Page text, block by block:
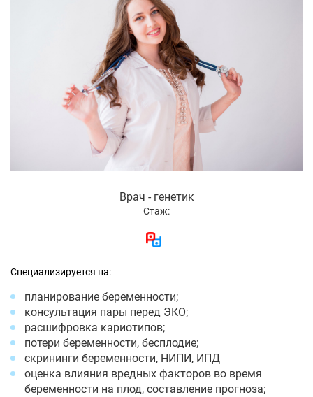
Врач - генетик
Стаж:
Специализируется на:
планирование беременности;
консультация пары перед ЭКО;
расшифровка кариотипов;
потери беременности, бесплодие;
скрининги беременности, НИПИ, ИПД
оценка влияния вредных факторов во время
беременности на плод, составление прогноза;